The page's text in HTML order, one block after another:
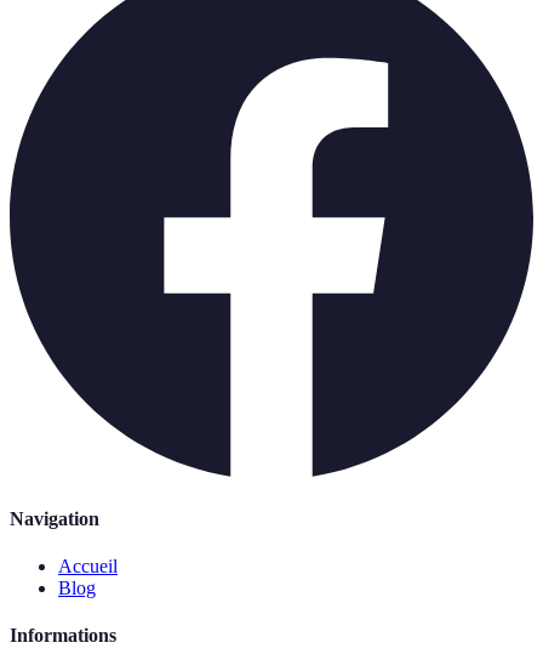
Navigation
Accueil
Blog
Informations